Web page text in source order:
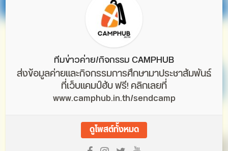
ทีมข่าวค่าย/กิจกรรม CAMPHUB
ส่งข้อมูลค่ายและกิจกรรมการศึกษามาประชาสัมพันธ์
ที่เว็บแคมป์ฮับ ฟรี! คลิกเลยที่
www.camphub.in.th/sendcamp
ดูโพสต์ทั้งหมด